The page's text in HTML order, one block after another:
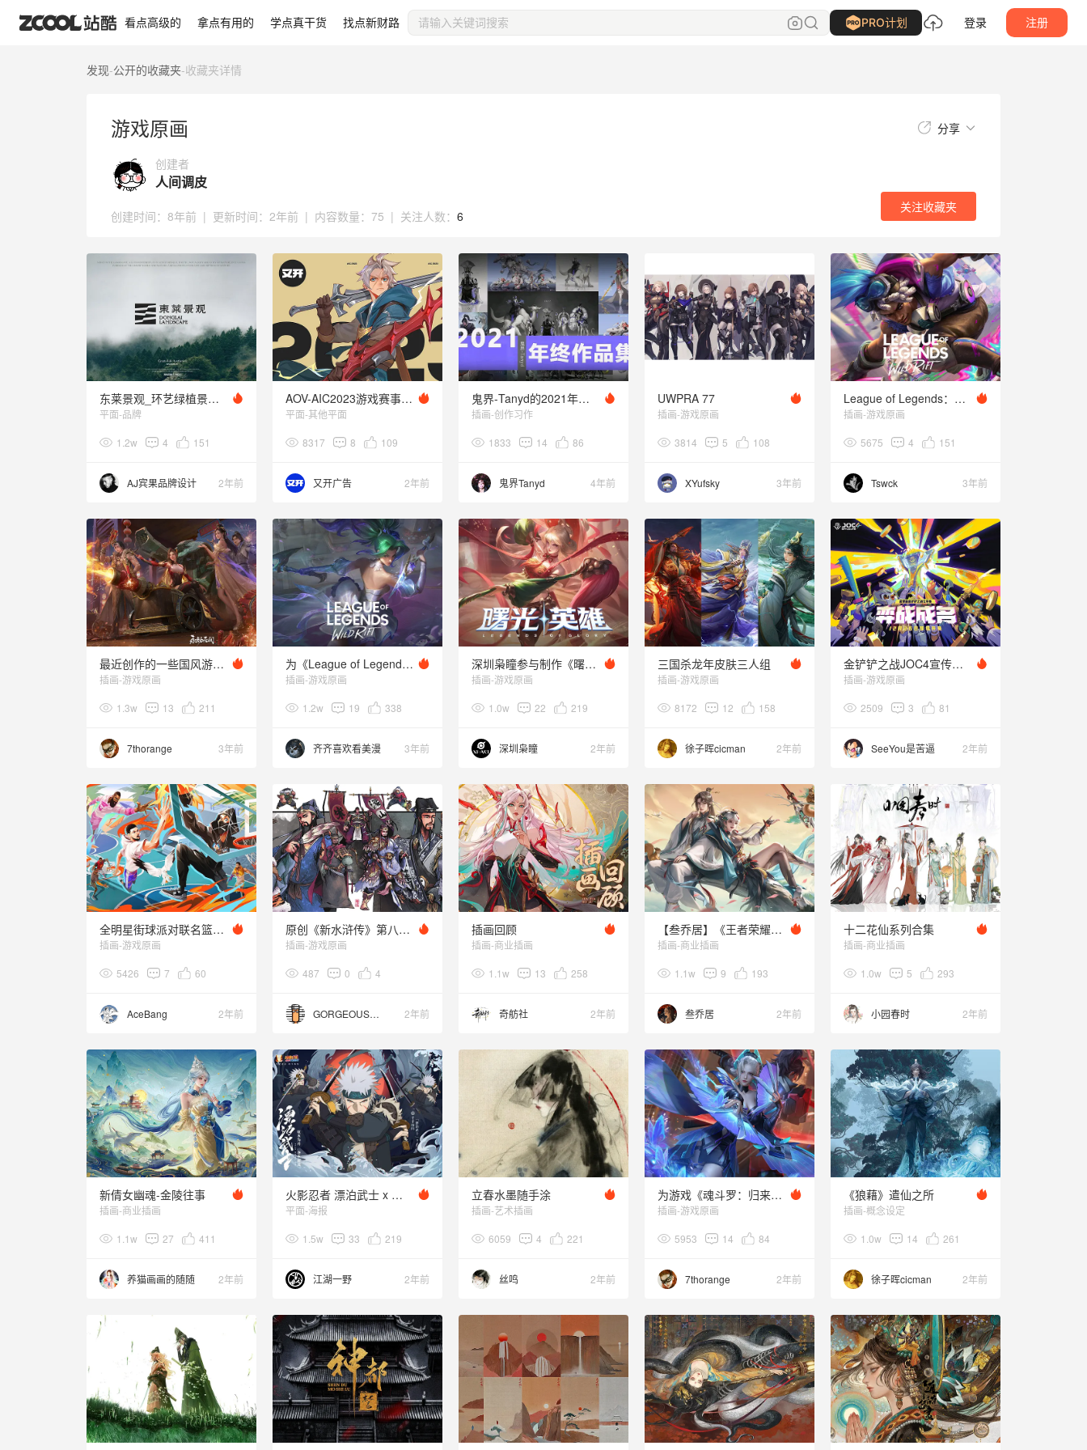
看点高级的 拿点有用的 学点真干货 找点新财路 PRO计划 登录 注册
发现-公开的收藏夹-收藏夹详情
游戏原画 分享
创建者
人间调皮
创建时间： 8年前 | 更新时间： 2年前 | 内容数量： 75 | 关注人数： 6
关注收藏夹
游戏原画 关注 收藏夹
东莱景观_环艺绿植景观环境空间设计品牌logo/vi设计
平面-品牌
1.2w 4 151
AJ宾果品牌设计 2年前
AOV-AIC2023游戏赛事视觉设计
平面-其他平面
8317 8 109
又开广告 2年前
鬼界-Tanyd的2021年终作品集
插画-创作习作
1833 14 86
鬼界Tanyd 4年前
UWPRA 77
插画-游戏原画
3814 5 108
XYufsky 3年前
League of Legends：Wild Rift - ChromaCrash ekko
插画-游戏原画
5675 4 151
Tswck 3年前
最近创作的一些国风游戏插画
插画-游戏原画
1.3w 13 211
7thorange 3年前
为《League of Legends: Wild Rift》绘制的皮肤
插画-游戏原画
1.2w 19 338
齐齐喜欢看美漫 3年前
深圳枭瞳参与制作《曙光英雄》新解禁作品
插画-游戏原画
1.0w 22 219
深圳枭瞳 2年前
三国杀龙年皮肤三人组
插画-游戏原画
8172 12 158
徐子晖cicman 2年前
金铲铲之战JOC4宣传主KV
插画-游戏原画
2509 3 81
SeeYou是苦逼 2年前
全明星街球派对联名篮球火 游戏原画插画美漫写实海报
插画-游戏原画
5426 7 60
AceBang 2年前
原创《新水浒传》第八弹：文帅+武帅
插画-游戏原画
487 0 4
GORGEOUS_高三欠 2年前
插画回顾
插画-商业插画
1.1w 13 258
奇舫社 2年前
【叁乔居】《王者荣耀》云缨怀真七夕情侣皮肤绘画过程
插画-商业插画
1.1w 9 193
叁乔居 2年前
十二花仙系列合集
插画-商业插画
1.0w 5 293
小园春时 2年前
新倩女幽魂-金陵往事
插画-商业插画
1.1w 27 411
养猫画画的随随 2年前
火影忍者 漂泊武士 x 千手扉间项目
平面-海报
1.5w 33 219
江湖一野 2年前
立春水墨随手涂
插画-艺术插画
6059 4 221
丝鸣 2年前
为游戏《魂斗罗：归来》创作的角色插图
插画-游戏原画
5953 14 84
7thorange 2年前
《狼藉》遣仙之所
插画-概念设定
1.0w 14 261
徐子晖cicman 2年前